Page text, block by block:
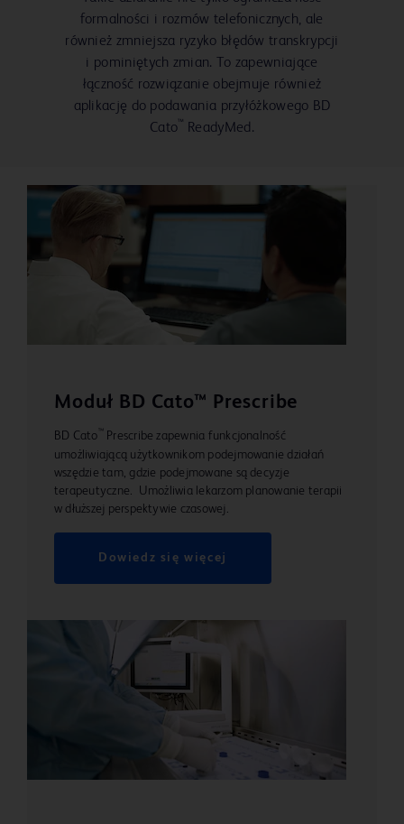
formalności i rozmów telefonicznych, ale
również zmniejsza ryzyko błędów transkrypcji
i pominiętych zmian. To zapewniające
łączność rozwiązanie obejmuje również
aplikację do podawania przyłóżkowego BD
Cato™ ReadyMed.
Moduł BD Cato™ Prescribe
BD Cato ™ Prescribe zapewnia funkcjonalność
umożliwiającą użytkownikom podejmowanie działań
wszędzie tam, gdzie podejmowane są decyzje
terapeutyczne. Umożliwia lekarzom planowanie terapii
w dłuższej perspektywie czasowej.
Dowiedz się więcej